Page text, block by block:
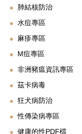
鄰近醫療資源
肺結核防治
水痘專區
麻疹專區
M痘專區
非洲豬瘟資訊專區
茲卡病毒
狂犬病防治
性傳染病專區
健康的性PDF檔